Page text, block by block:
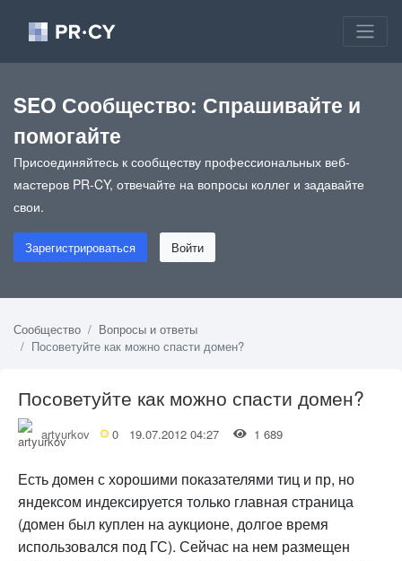
SEO Сообщество: Спрашивайте и
помогайте
Присоединяйтесь к сообществу профессиональных веб-
мастеров PR-CY, отвечайте на вопросы коллег и задавайте
свои.
Зарегистрироваться Войти
Сообщество
Вопросы и ответы
Посоветуйте как можно спасти домен?
Посоветуйте как можно спасти домен?
artyurkov 0 19.07.2012 04:27 1 689
Есть домен с хорошими показателями тиц и пр, но
яндексом индексируется только главная страница
(домен был куплен на аукционе, долгое время
использовался под ГС). Сейчас на нем размещен